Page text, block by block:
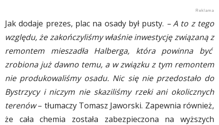
Jak dodaje prezes, plac na osady był pusty. – A to z tego
względu, że zakończyliśmy właśnie inwestycję związaną z
remontem mieszadła Halberga, która powinna być
zrobiona już dawno temu, a w związku z tym remontem
nie produkowaliśmy osadu. Nic się nie przedostało do
Bystrzycy i niczym nie skaziliśmy rzeki ani okolicznych
terenów– tłumaczy Tomasz Jaworski. Zapewnia również,
że cała chemia została zabezpieczona na wyższych